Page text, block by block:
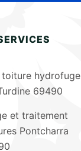
hydrofuge
69490
et traitement
Pontcharra